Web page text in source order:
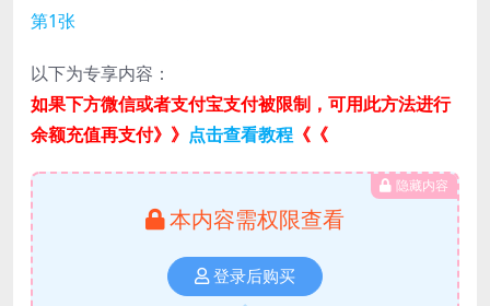
以下为专享内容：
如果下方微信或者支付宝支付被限制，可用此方法进行
余额充值再支付》》 点击查看教程 《《
隐藏内容
本内容需权限查看
登录后购买